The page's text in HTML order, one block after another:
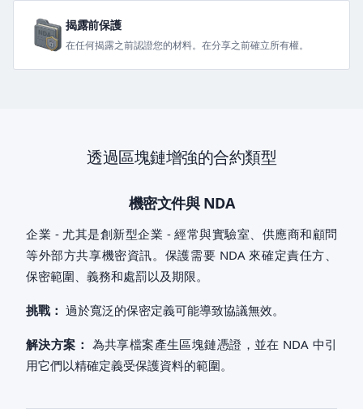
揭露前保護
在任何揭露之前認證您的材料。在分享之前確立所有權。
透過區塊鏈增強的合約類型
機密文件與 NDA
企業 - 尤其是創新型企業 - 經常與實驗室、供應商和顧問
等外部方共享機密資訊。保護需要 NDA 來確定責任方、
保密範圍、義務和處罰以及期限。
挑戰： 過於寬泛的保密定義可能導致協議無效。
解決方案： 為共享檔案產生區塊鏈憑證，並在 NDA 中引
用它們以精確定義受保護資料的範圍。